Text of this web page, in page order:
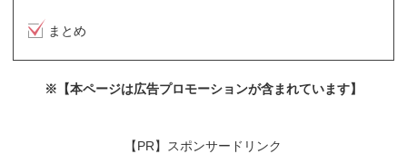
まとめ
※【本ページは広告プロモーションが含まれています】
【PR】スポンサードリンク